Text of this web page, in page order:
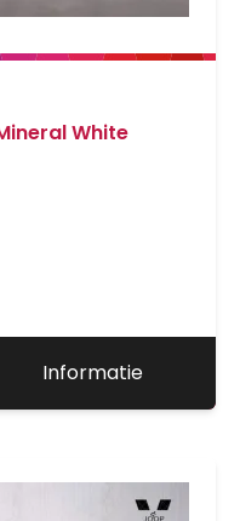
White
Informatie